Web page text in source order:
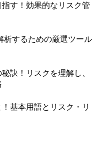
す！効果的なリスク管
析するための厳選ツール
訣！リスクを理解し、
基本用語とリスク・リ